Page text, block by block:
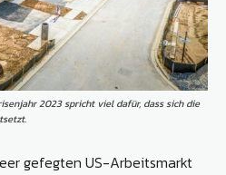
2023 spricht viel dafür, dass sich die
gefegten US-Arbeitsmarkt